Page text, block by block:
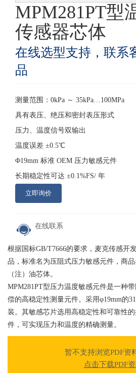
MPM281PT型
传感器芯体
在线选型支持，联系
品
测量范围：0kPa ～ 35kPa…100MPa
具有表压、绝压和密封表压形式
压力、温度信号双输出
温度误差 ±0.5℃
Φ19mm 标准 OEM 压力敏感元件
长期稳定性可达 ±0.1%FS/ 年
立即询价
在线联系
根据国标GB/T7666的要求，麦克传感开
品，标准名为压阻式压力敏感元件，商
（注）油芯体。
MPM281PT型压力温度敏感元件是一种
偿的高稳定性测量元件。采用φ19mm的
装。其敏感芯片选用高稳定性和可靠性
件，可实现压力和温度的精确测量。
暂不支持浏览PDF资
点击下载PDF